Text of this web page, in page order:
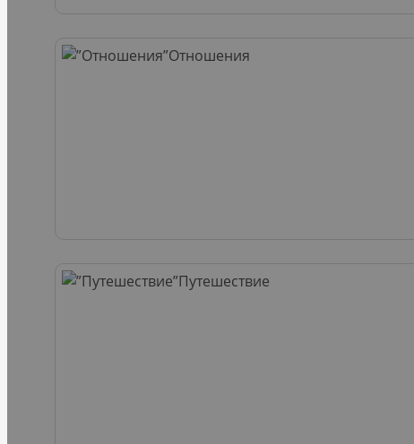
Отношения
Путешествие